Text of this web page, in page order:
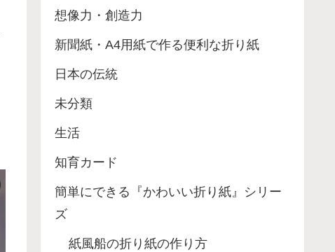
想像力・創造力
新聞紙・A4用紙で作る便利な折り紙
日本の伝統
未分類
生活
知育カード
簡単にできる『かわいい折り紙』シリー
ズ
紙風船の折り紙の作り方